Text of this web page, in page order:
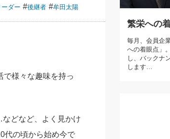
仕事術」(28)
(12)
い！(12)
業績アップにつながる！ワンランク上の手紙・
眼と耳で楽しむ読書術(162)
社長の「氣」(30)
米国スポーツ・ビジネス
高橋一喜の『これぞ！"
ーダー #後継者 #牟田太陽
様々な趣味を持っ
どなど、よく見かけ
代の頃から始め今で
繁栄への
毎月、会員企
への着眼点」
し、バックナ
します…